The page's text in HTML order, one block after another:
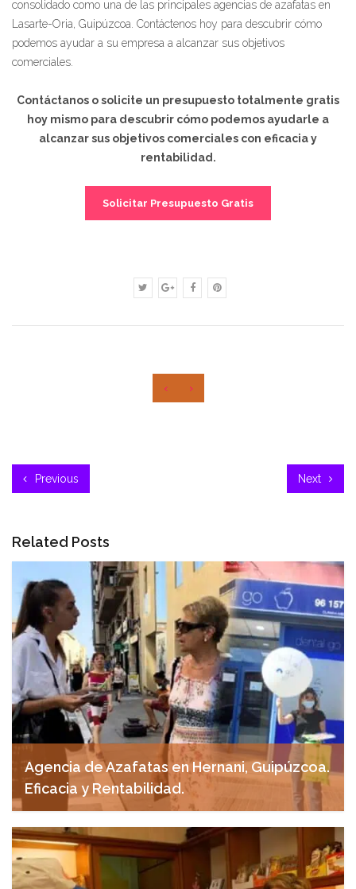
consolidado como una de las principales agencias de azafatas en
Lasarte-Oria, Guipúzcoa. Contáctenos hoy para descubrir cómo
podemos ayudar a su empresa a alcanzar sus objetivos
comerciales.
Contáctanos o solicite un presupuesto totalmente gratis
hoy mismo para descubrir cómo podemos ayudarle a
alcanzar sus objetivos comerciales con eficacia y
rentabilidad.
Solicitar Presupuesto Gratis
‹ ›
Previous Next
Related Posts
Agencia de Azafatas en Hernani, Guipúzcoa.
Eficacia y Rentabilidad.
abril 29, 2025